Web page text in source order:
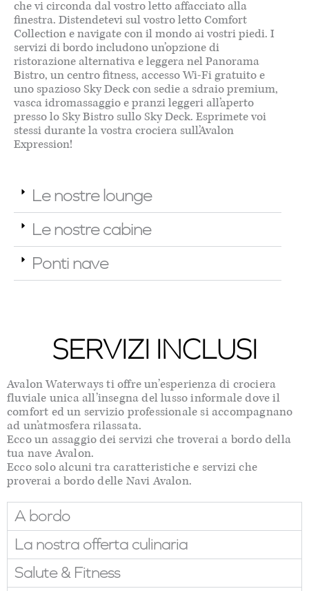
che vi circonda dal vostro letto affacciato alla
finestra. Distendetevi sul vostro letto Comfort
Collection e navigate con il mondo ai vostri piedi. I
servizi di bordo includono un’opzione di
ristorazione alternativa e leggera nel Panorama
Bistro, un centro fitness, accesso Wi-Fi gratuito e
uno spazioso Sky Deck con sedie a sdraio premium,
vasca idromassaggio e pranzi leggeri all’aperto
presso lo Sky Bistro sullo Sky Deck. Esprimete voi
stessi durante la vostra crociera sull’Avalon
Expression!
Le nostre lounge
Le nostre cabine
Ponti nave
SERVIZI INCLUSI
Avalon Waterways ti offre un’esperienza di crociera
fluviale unica all’insegna del lusso informale dove il
comfort ed un servizio professionale si accompagnano
ad un’atmosfera rilassata.
Ecco un assaggio dei servizi che troverai a bordo della
tua nave Avalon.
Ecco solo alcuni tra caratteristiche e servizi che
proverai a bordo delle Navi Avalon.
A bordo
La nostra offerta culinaria
Salute & Fitness